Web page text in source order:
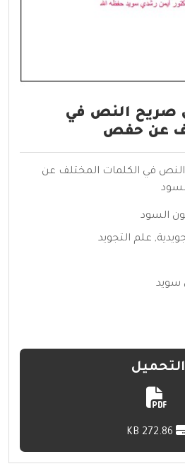
ﺻﺮﻳﺢ اﻟﻨﺺ ﻓﻲ
ﻋﻦ حفص
ﻓﻲ اﻟﻜﻠﻤﺎت اﻟﻤﺨﺘﻠﻒ ﻋﻦ
السود
, علم التجويد
سويد
التحميل